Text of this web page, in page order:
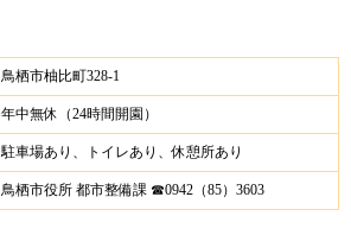
鳥栖市柚比町328-1
年中無休（24時間開園）
駐車場あり、トイレあり、休憩所あり
鳥栖市役所 都市整備課 ☎︎0942（85）3603